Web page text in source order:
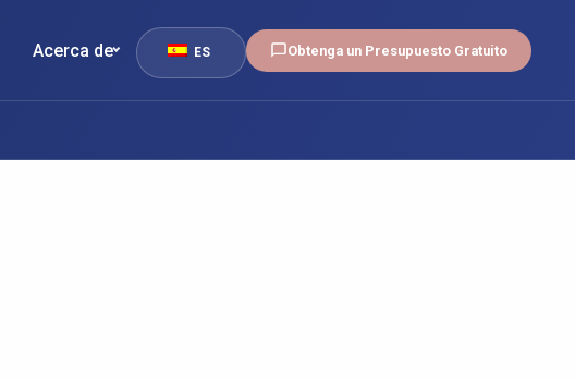
Acerca de ES Obtenga un Presupuesto Gratuito